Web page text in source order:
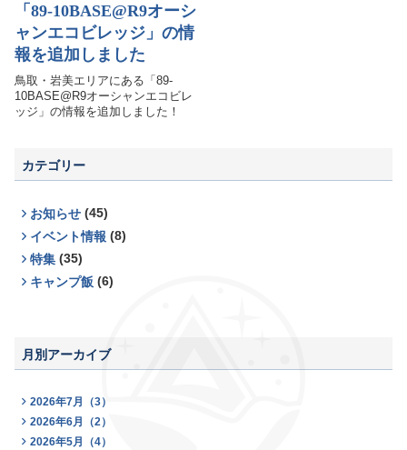
「89-10BASE@R9オーシ
ャンエコビレッジ」の情
報を追加しました
鳥取・岩美エリアにある「89-
10BASE@R9オーシャンエコビレ
ッジ」の情報を追加しました！
カテゴリー
お知らせ (45)
イベント情報 (8)
特集 (35)
キャンプ飯 (6)
月別アーカイブ
2026年7月（3）
2026年6月（2）
2026年5月（4）